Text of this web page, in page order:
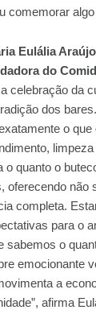
comemorar
Eulália
do
celebração da
dos
o que
o quanto o
oferecendo não
completa.
para o
sabemos o
emocionante
a
afirma